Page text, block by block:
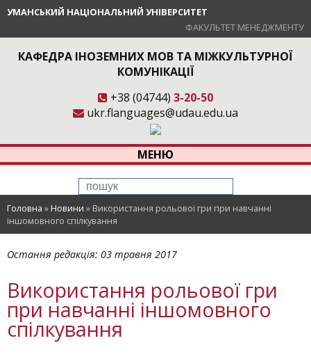
УМАНСЬКИЙ НАЦІОНАЛЬНИЙ УНІВЕРСИТЕТ
ФАКУЛЬТЕТ МЕНЕДЖМЕНТУ
КАФЕДРА ІНОЗЕМНИХ МОВ ТА МІЖКУЛЬТУРНОЇ
КОМУНІКАЦІЇ
+38 (04744) 3-20-50
ukr.flanguages@udau.edu.ua
МЕНЮ
Головна »Новини » Використання рольової гри при навчанні
іншомовного спілкування
Остання редакція: 03 травня 2017
Використання рольової гри
при навчанні іншомовного
спілкування